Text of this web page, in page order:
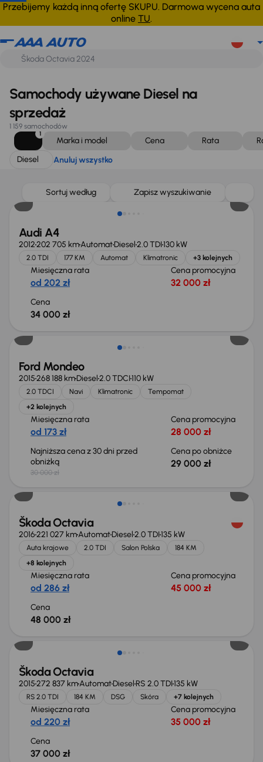
Przebijemy każdą inną ofertę SKUPU. Darmowa wycena auta
online TU.
Diesel Anuluj wszystko
Samochody używane Diesel na
sprzedaż
1 159 samochodów
1
Marka i model Cena Rata
Diesel
Anuluj wszystko
Sortuj według Zapisz wyszukiwanie
Audi A4
2012202 705 kmAutomatDiesel2.0 TDI130 kW
2.0 TDI 177 KM Automat Klimatronic +3 kolejnych
Miesięczna rata
od 202 zł
Cena promocyjna
32 000 zł
Cena
34 000 zł
Ford Mondeo
2015268 188 kmDiesel2.0 TDCI110 kW
2.0 TDCI Navi Klimatronic
Tempomat
+2 kolejnych
Miesięczna rata
od 173 zł
Cena promocyjna
28 000 zł
Najniższa cena z 30 dni przed
obniżką
30 000 zł
Cena po obniżce
29 000 zł
Škoda Octavia
2016221 027 kmAutomatDiesel2.0 TDI135 kW
Auta krajowe 2.0 TDI Salon Polska
184 KM
+8 kolejnych
Miesięczna rata
od 286 zł
Cena promocyjna
45 000 zł
Cena
48 000 zł
Škoda Octavia
2015272 837 kmAutomatDiesel RS 2.0 TDI135 kW
RS 2.0 TDI 184 KM DSG Skóra +7 kolejnych
Miesięczna rata
od 220 zł
Cena promocyjna
35 000 zł
Cena
37 000 zł